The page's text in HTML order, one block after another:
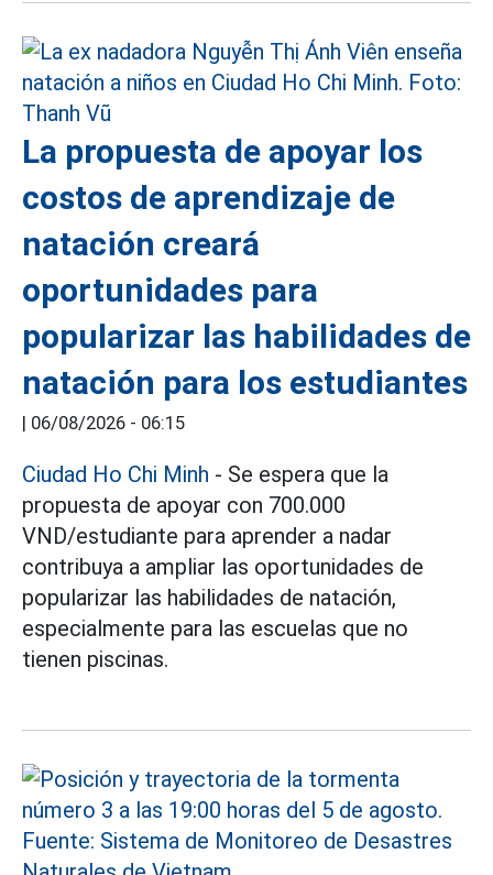
La propuesta de apoyar los
costos de aprendizaje de
natación creará
oportunidades para
popularizar las habilidades de
natación para los estudiantes
| 06/08/2026 - 06:15
Ciudad Ho Chi Minh - Se espera que la
propuesta de apoyar con 700.000
VND/estudiante para aprender a nadar
contribuya a ampliar las oportunidades de
popularizar las habilidades de natación,
especialmente para las escuelas que no
tienen piscinas.